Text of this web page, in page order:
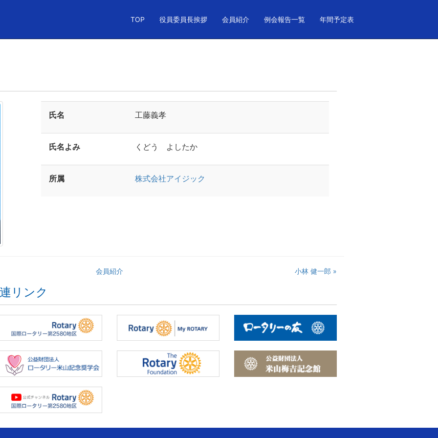
TOP 役員委員長挨拶 会員紹介 例会報告一覧 年間予定表
氏名 工藤義孝
氏名よみ くどう よしたか
所属 株式会社アイジック
会員紹介 小林 健一郎 »
リンク